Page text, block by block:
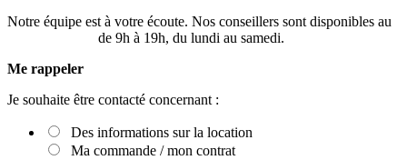
Notre équipe est à votre écoute. Nos conseillers sont disponibles au
de 9h à 19h, du lundi au samedi.
Me rappeler
Je souhaite être contacté concernant :
Des informations sur la location
Ma commande / mon contrat